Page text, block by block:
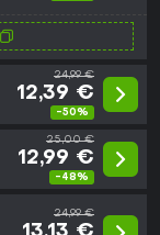
24,99 €
12,39 €
-50%
25,00 €
12,99 €
-48%
24,99 €